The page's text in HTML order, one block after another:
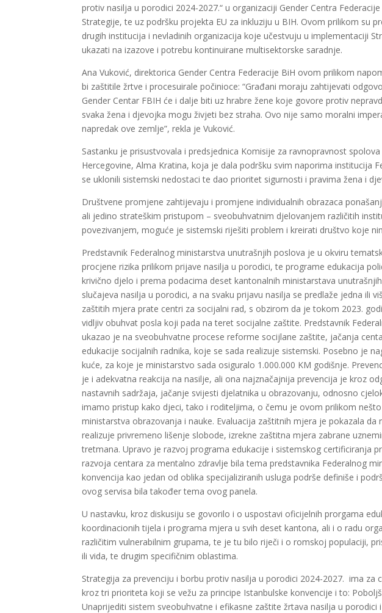
protiv nasilja u porodici 2024-2027.“ u organizaciji Gender Centra
Strategije, te uz podršku projekta EU za inkluziju u BIH. Ovom prilikom su
drugih institucija i nevladinih organizacija koje učestvuju u implementaciji
ukazati na izazove i potrebu kontinuirane multisektorske saradnje.
Ana Vuković, direktorica Gender Centra Federacije BiH ovom prilikom
bi zaštitile žrtve i procesuirale počinioce: “Građani moraju zahtijevati
Gender Centar FBIH će i dalje biti uz hrabre žene koje govore protiv
svaka žena i djevojka mogu živjeti bez straha. Ovo nije samo moralni
napredak ove zemlje”, rekla je Vuković.
Sastanku je prisustvovala i predsjednica Komisije za ravnopravnost
Hercegovine, Alma Kratina, koja je dala podršku svim naporima institucija
se uklonili sistemski nedostaci te dao prioritet sigurnosti i pravima žena i
Društvene promjene zahtijevaju i promjene individualnih obrazaca
ali jedino strateškim pristupom – sveobuhvatnim djelovanjem različitih
povezivanjem, moguće je sistemski riješiti problem i kreirati društvo koje
Predstavnik Federalnog ministarstva unutrašnjih poslova je u okviru
procjene rizika prilikom prijave nasilja u porodici, te programe edukacija
krivično djelo i prema podacima deset kantonalnih ministarstava
slučajeva nasilja u porodici, a na svaku prijavu nasilja se predlaže jedna ili
zaštitih mjera prate centri za socijalni rad, s obzirom da je tokom 2023.
vidljiv obuhvat posla koji pada na teret socijalne zaštite. Predstavnik
ukazao je na sveobuhvatne procese reforme socijlane zaštite, jačanja
edukacije socijalnih radnika, koje se sada realizuje sistemski. Posebno je
kuće, za koje je ministarstvo sada osiguralo 1.000.000 KM godišnje.
je i adekvatna reakcija na nasilje, ali ona najznačajnija prevencija je kroz
nastavnih sadržaja, jačanje svijesti djelatnika u obrazovanju, odnosno
imamo pristup kako djeci, tako i roditeljima, o čemu je ovom prilikom
ministarstva obrazovanja i nauke. Evaluacija zaštitnih mjera je pokazala
realizuje privremeno lišenje slobode, izrekne zaštitna mjera zabrane
tretmana. Upravo je razvoj programa edukacije i sistemskog certificiranja
razvoja centara za mentalno zdravlje bila tema predstavnika Federalnog
konvencija kao jedan od oblika specijaliziranih usluga podrše definiše i
ovog servisa bila također tema ovog panela.
U nastavku, kroz diskusiju se govorilo i o uspostavi oficijelnih prorgama
koordinacionih tijela i programa mjera u svih deset kantona, ali i o radu
različitim vulnerabilnim grupama, te je tu bilo riječi i o romskoj populaciji,
ili vida, te drugim specifičnim oblastima.
Strategija za prevenciju i borbu protiv nasilja u porodici 2024-2027. ima
kroz tri prioriteta koji se vežu za principe Istanbulske konvencije i to:
Unaprijediti sistem sveobuhvatne i efikasne zaštite žrtava nasilja u porodici